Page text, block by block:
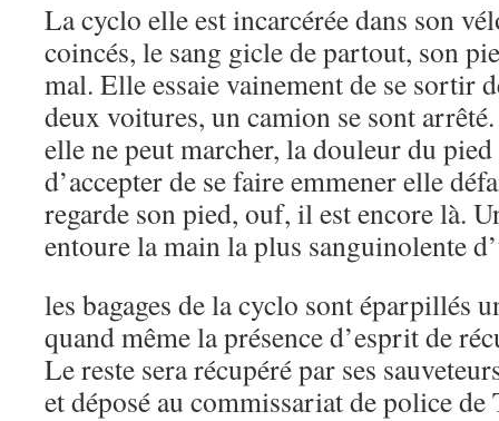
La cyclo elle est incarcérée dans son
coincés, le sang gicle de partout, son
mal. Elle essaie vainement de se sortir
deux voitures, un camion se sont
elle ne peut marcher, la douleur du
d’accepter de se faire emmener elle
regarde son pied, ouf, il est encore là.
entoure la main la plus sanguinolente
les bagages de la cyclo sont éparpillés
quand même la présence d’esprit de
Le reste sera récupéré par ses
et déposé au commissariat de police